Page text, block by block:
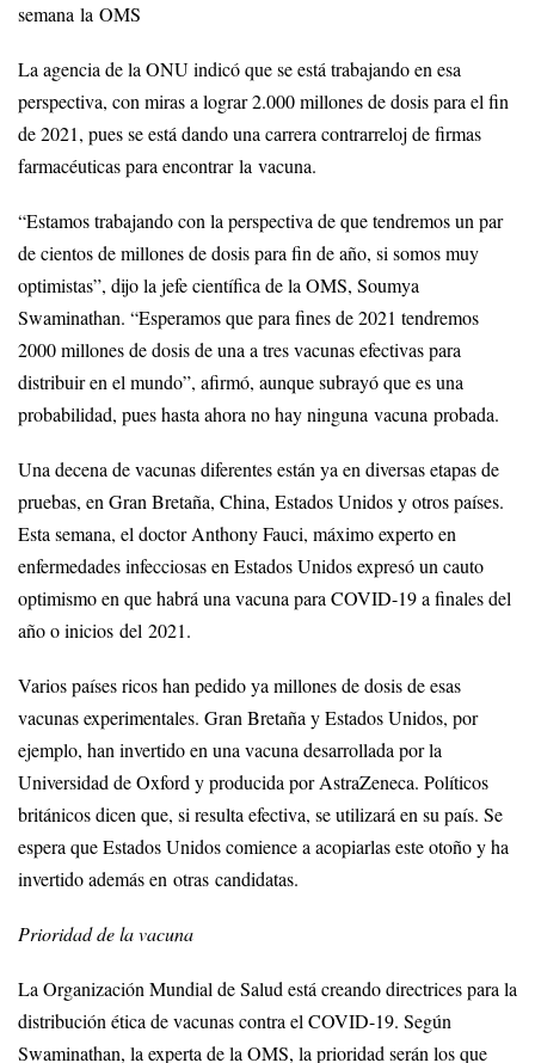
semana la OMS
La agencia de la ONU indicó que se está trabajando en esa
perspectiva, con miras a lograr 2.000 millones de dosis para el fin
de 2021, pues se está dando una carrera contrarreloj de firmas
farmacéuticas para encontrar la vacuna.
“Estamos trabajando con la perspectiva de que tendremos un par
de cientos de millones de dosis para fin de año, si somos muy
optimistas”, dijo la jefe científica de la OMS, Soumya
Swaminathan. “Esperamos que para fines de 2021 tendremos
2000 millones de dosis de una a tres vacunas efectivas para
distribuir en el mundo”, afirmó, aunque subrayó que es una
probabilidad, pues hasta ahora no hay ninguna vacuna probada.
Una decena de vacunas diferentes están ya en diversas etapas de
pruebas, en Gran Bretaña, China, Estados Unidos y otros países.
Esta semana, el doctor Anthony Fauci, máximo experto en
enfermedades infecciosas en Estados Unidos expresó un cauto
optimismo en que habrá una vacuna para COVID-19 a finales del
año o inicios del 2021.
Varios países ricos han pedido ya millones de dosis de esas
vacunas experimentales. Gran Bretaña y Estados Unidos, por
ejemplo, han invertido en una vacuna desarrollada por la
Universidad de Oxford y producida por AstraZeneca. Políticos
británicos dicen que, si resulta efectiva, se utilizará en su país. Se
espera que Estados Unidos comience a acopiarlas este otoño y ha
invertido además en otras candidatas.
Prioridad de la vacuna
La Organización Mundial de Salud está creando directrices para la
distribución ética de vacunas contra el COVID-19. Según
Swaminathan, la experta de la OMS, la prioridad serán los que